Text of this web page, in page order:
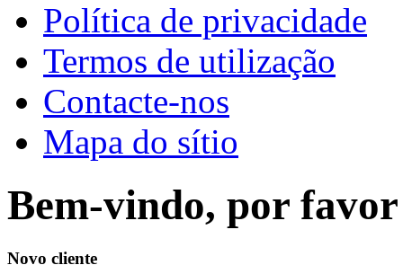
Política de privacidade
Termos de utilização
Contacte-nos
Mapa do sítio
Bem-vindo, por favor
Novo cliente